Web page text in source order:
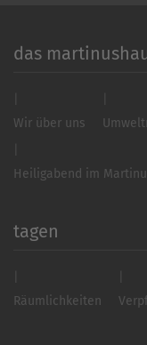
das
Wir über uns
Heiligabend im
tagen
Räumlichkeiten